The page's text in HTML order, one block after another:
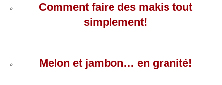
Comment faire des makis tout
simplement!
Melon et jambon… en granité!